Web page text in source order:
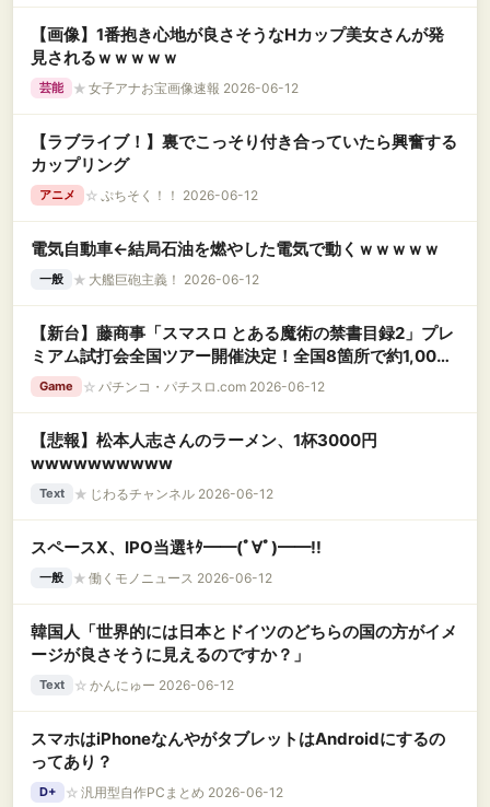
【画像】1番抱き心地が良さそうなHカップ美女さんが発
見されるｗｗｗｗｗ
芸能 ★ 女子アナお宝画像速報 2026-06-12
【ラブライブ！】裏でこっそり付き合っていたら興奮する
カップリング
アニメ ☆ ぷちそく！！ 2026-06-12
電気自動車←結局石油を燃やした電気で動くｗｗｗｗｗ
一般 ★ 大艦巨砲主義！ 2026-06-12
【新台】藤商事「スマスロ とある魔術の禁書目録2」プレ
ミアム試打会全国ツアー開催決定！全国8箇所で約1,000
名規模
Game ☆ パチンコ・パチスロ.com 2026-06-12
【悲報】松本人志さんのラーメン、1杯3000円
wwwwwwwwww
Text ★ じわるチャンネル 2026-06-12
スペースX、IPO当選ｷﾀ━━(ﾟ∀ﾟ)━━!!
一般 ★ 働くモノニュース 2026-06-12
韓国人「世界的には日本とドイツのどちらの国の方がイメ
ージが良さそうに見えるのですか？」
Text ☆ かんにゅー 2026-06-12
スマホはiPhoneなんやがタブレットはAndroidにするの
ってあり？
D+ ☆ 汎用型自作PCまとめ 2026-06-12